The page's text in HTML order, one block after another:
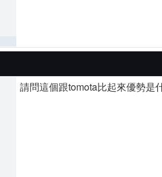
請問這個跟tomota比起來優勢是